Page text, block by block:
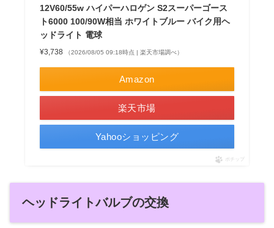
12V60/55w ハイパーハロゲン S2スーパーゴース
ト6000 100/90W相当 ホワイトブルー バイク用ヘ
ッドライト 電球
¥3,738 （2026/08/05 09:18時点 | 楽天市場調べ）
Amazon
楽天市場
Yahooショッピング
ポチップ
ヘッドライトバルブの交換